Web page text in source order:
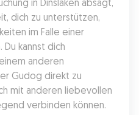
in Dinslaken absagt,
dich zu unterstützen,
im Falle einer
Du kannst dich
anderen
Gudog direkt zu
mit anderen liebevollen
verbinden können.